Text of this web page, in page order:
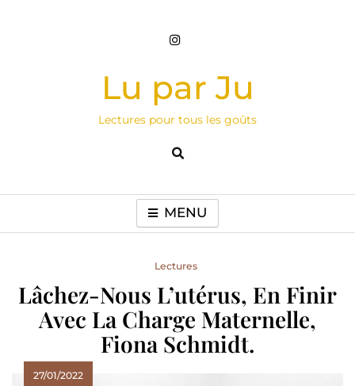
Lu par Ju
Lectures pour tous les goûts
MENU
Lectures
Lâchez-Nous L’utérus, En Finir
Avec La Charge Maternelle,
Fiona Schmidt.
27/01/2022